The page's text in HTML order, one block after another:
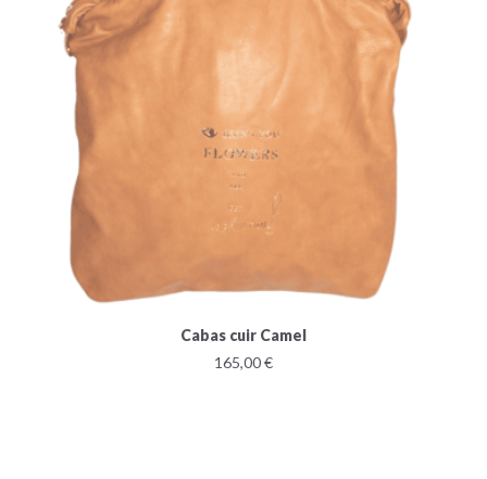
Cabas cuir Camel
165,00 €